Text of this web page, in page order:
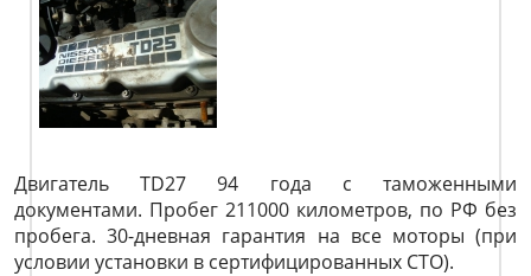
Двигатель TD27 94 года с таможенными
документами. Пробег 211000 километров, по РФ без
пробега. 30-дневная гарантия на все моторы (при
условии установки в сертифицированных СТО).